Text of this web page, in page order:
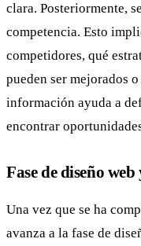
clara. Posteriormente,
competencia. Esto
competidores, qué
pueden ser mejorados
información ayuda a
encontrar
Fase de diseño
Una vez que se ha
avanza a la fase de